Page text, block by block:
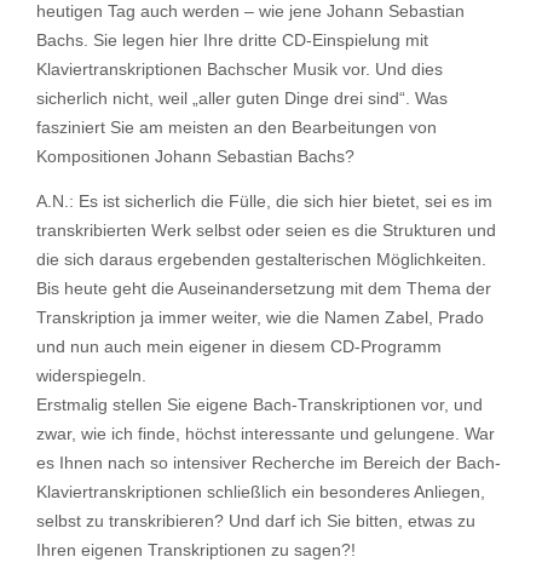
heutigen Tag auch werden – wie jene Johann Sebastian
Bachs. Sie legen hier Ihre dritte CD-Einspielung mit
Klaviertranskriptionen Bachscher Musik vor. Und dies
sicherlich nicht, weil „aller guten Dinge drei sind“. Was
fasziniert Sie am meisten an den Bearbeitungen von
Kompositionen Johann Sebastian Bachs?
A.N.: Es ist sicherlich die Fülle, die sich hier bietet, sei es im
transkribierten Werk selbst oder seien es die Strukturen und
die sich daraus ergebenden gestalterischen Möglichkeiten.
Bis heute geht die Auseinandersetzung mit dem Thema der
Transkription ja immer weiter, wie die Namen Zabel, Prado
und nun auch mein eigener in diesem CD-Programm
widerspiegeln.
Erstmalig stellen Sie eigene Bach-Transkriptionen vor, und
zwar, wie ich finde, höchst interessante und gelungene. War
es Ihnen nach so intensiver Recherche im Bereich der Bach-
Klaviertranskriptionen schließlich ein besonderes Anliegen,
selbst zu transkribieren? Und darf ich Sie bitten, etwas zu
Ihren eigenen Transkriptionen zu sagen?!